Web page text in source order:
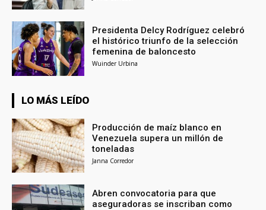
Presidenta Delcy Rodríguez celebró
el histórico triunfo de la selección
femenina de baloncesto
Wuinder Urbina
LO MÁS LEÍDO
Producción de maíz blanco en
Venezuela supera un millón de
toneladas
Janna Corredor
Abren convocatoria para que
aseguradoras se inscriban como